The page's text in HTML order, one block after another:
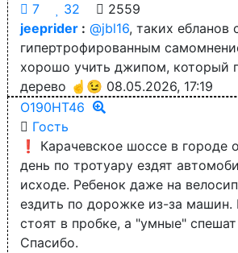
7
32
2559
jeeprider : @jbl16, таких ебланов
гипертрофированным
хорошо учить джипом, который
дерево ☝️😉 08.05.2026, 17:19
О190НТ46
Гость
❗️ Карачевское шоссе в городе
день по тротуару ездят
исходе. Ребенок даже на
ездить по дорожке из-за машин.
стоят в пробке, а "умные"
Спасибо.